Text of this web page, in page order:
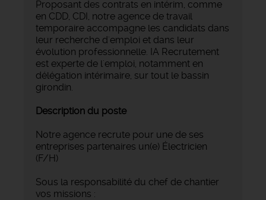
Proposant des contrats en intérim, comme
en CDD, CDI, notre agence de travail
temporaire accompagne les candidats dans
leur recherche d'emploi et dans leur
évolution professionnelle. IA Recrutement
est experte de l'emploi, notamment en
délégation intérimaire, sur tout le bassin
girondin.
Description du poste
Notre agence recrute pour une de ses
entreprises partenaires un(e) Électricien
(F/H)
Sous la responsabilité du chef de chantier
vos missions :